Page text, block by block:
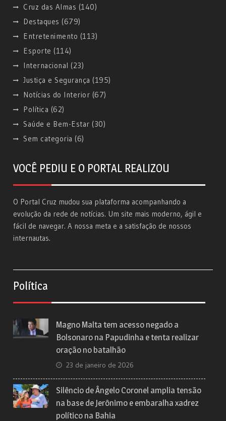
Cruz das Almas (140)
Destaques (679)
Entretenimento (113)
Esporte (114)
Internacional (23)
Justiça e Segurança (195)
Notícias do Interior (67)
Política (62)
Saúde e Bem-Estar (30)
Sem categoria (6)
VOCÊ PEDIU E O PORTAL REALIZOU
O Portal Cruz mudou sua plataforma acompanhando a
evolução da rede de notícias. Um site mais moderno, ágil e
fácil de navegar. A nossa meta e a satisfação de nossos
internautas.
Política
Magno Malta tem acesso negado a
Bolsonaro na Papudinha e tenta realizar
oração no batalhão
23 de janeiro de 2026
Silêncio de Ângelo Coronel amplia tensão
na base de Jerônimo e embaralha xadrez
político na Bahia